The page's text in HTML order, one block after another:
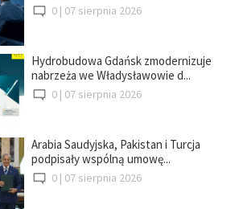
0 | 07 sierpnia 2026
Hydrobudowa Gdańsk zmodernizuje
nabrzeża we Władysławowie d...
0 | 07 sierpnia 2026
Arabia Saudyjska, Pakistan i Turcja
podpisały wspólną umowę...
0 | 07 sierpnia 2026